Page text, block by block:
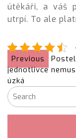
útěkáři, a váš
utrpí. To ale
Previous
jednotlivce
úzká